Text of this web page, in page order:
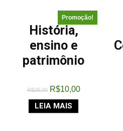
Promoção!
História,
ensino e
patrimônio
R$26,00 R$10,00
LEIA MAIS